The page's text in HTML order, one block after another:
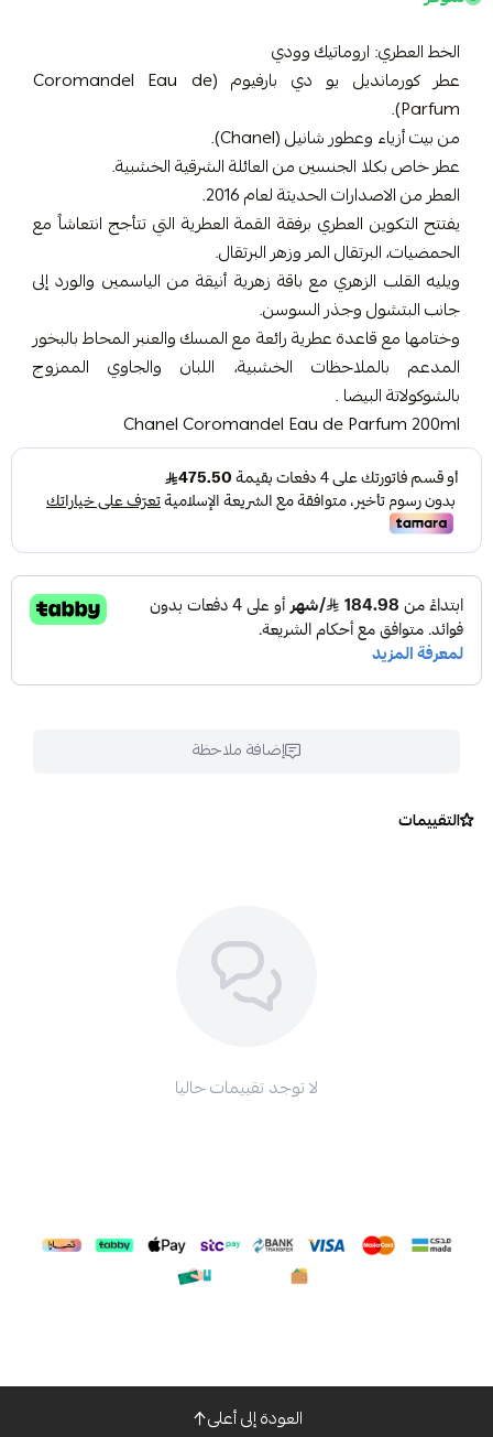
الخط العطري: اروماتيك وودي
عطر كورمانديل يو دي بارفيوم (Coromandel Eau de
Parfum).
من بيت أزياء وعطور شانيل (Chanel).
عطر خاص بكلا الجنسين من العائلة الشرقية الخشبية.
العطر من الاصدارات الحديثة لعام 2016.
يفتتح التكوين العطري برفقة القمة العطرية التي تتأجج انتعاشاً مع
الحمضيات، البرتقال المر وزهر البرتقال.
ويليه القلب الزهري مع باقة زهرية أنيقة من الياسمين والورد إلى
جانب البتشول وجذر السوسن.
وختامها مع قاعدة عطرية رائعة مع المسك والعنبر المحاط بالبخور
المدعم بالملاحظات الخشبية، اللبان والجاوي الممزوج
بالشوكولاتة البيضا .
Chanel Coromandel Eau de Parfum 200ml
إضافة ملاحظة
التقييمات
لا توجد تقييمات حاليا
العودة إلى أعلى